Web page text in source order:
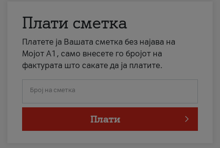
Плати сметка
Платете ја Вашата сметка без најава на
Мојот А1, само внесете го бројот на
фактурата што сакате да ја платите.
Број на сметка
Плати